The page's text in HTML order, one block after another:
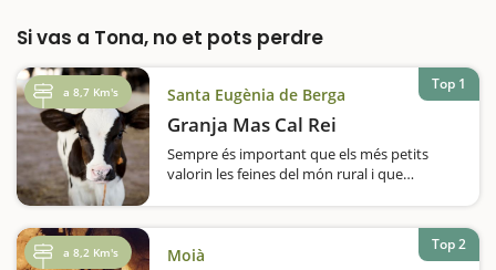
Si vas a Tona, no et pots perdre
a 8,7 Km's Santa Eugènia de Berga
Granja Mas Cal Rei
Sempre és important que els més petits
valorin les feines del món rural i que
interessant visita en família és la que…
Top 1
a 8,2 Km's Moià
Top 2